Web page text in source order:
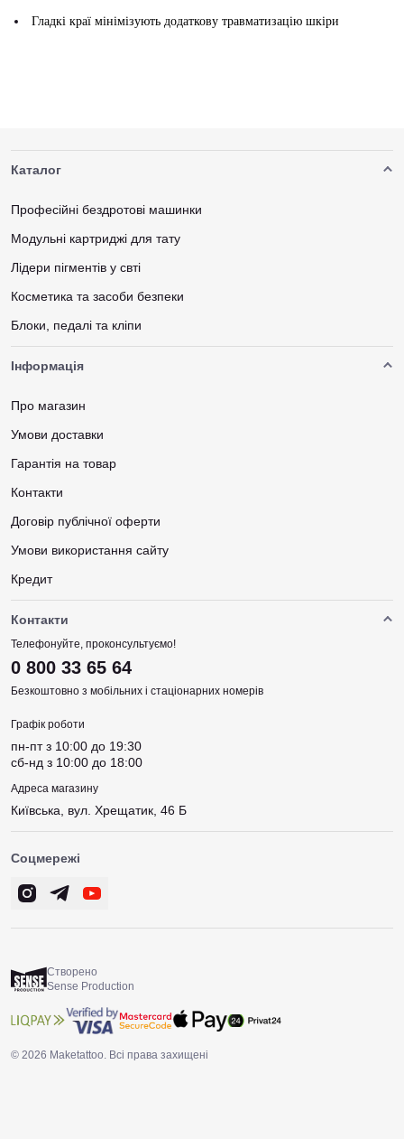
Гладкі краї мінімізують додаткову травматизацію шкіри
Каталог
Професійні бездротові машинки
Модульні картриджі для тату
Лідери пігментів у свті
Косметика та засоби безпеки
Блоки, педалі та кліпи
Інформація
Про магазин
Умови доставки
Гарантія на товар
Контакти
Договір публічної оферти
Умови використання сайту
Кредит
Контакти
Телефонуйте, проконсультуємо!
0 800 33 65 64
Безкоштовно з мобільних і стаціонарних номерів
Графік роботи
пн-пт з 10:00 до 19:30
сб-нд з 10:00 до 18:00
Адреса магазину
Київська, вул. Хрещатик, 46 Б
Соцмережі
Створено
Sense Production
© 2026 Maketattoo. Всі права захищені